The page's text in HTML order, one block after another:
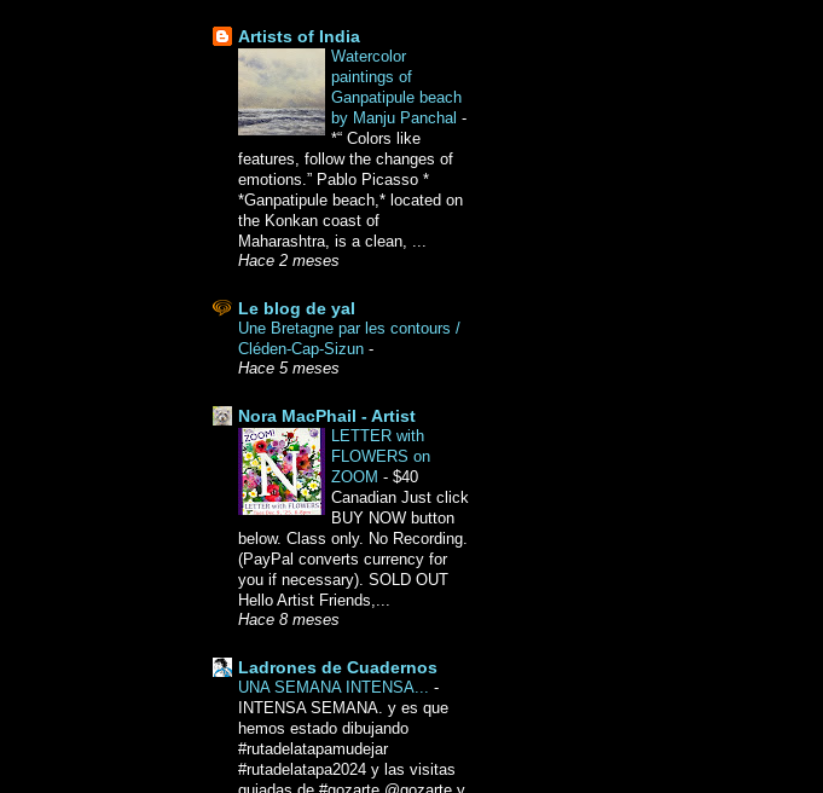
Artists of India
Watercolor
paintings of
Ganpatipule beach
by Manju Panchal -
*“ Colors like
features, follow the changes of
emotions.” Pablo Picasso *
*Ganpatipule beach,* located on
the Konkan coast of
Maharashtra, is a clean, ...
Hace 2 meses
Le blog de yal
Une Bretagne par les contours /
Cléden-Cap-Sizun -
Hace 5 meses
Nora MacPhail - Artist
LETTER with
FLOWERS on
ZOOM - $40
Canadian Just click
BUY NOW button
below. Class only. No Recording.
(PayPal converts currency for
you if necessary). SOLD OUT
Hello Artist Friends,...
Hace 8 meses
Ladrones de Cuadernos
UNA SEMANA INTENSA... -
INTENSA SEMANA. y es que
hemos estado dibujando
#rutadelatapamudejar
#rutadelatapa2024 y las visitas